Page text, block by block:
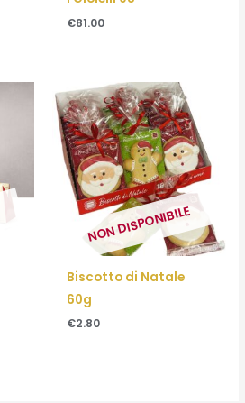
€81.00
NON DISPONIBILE
Biscotto di Natale
60g
€2.80